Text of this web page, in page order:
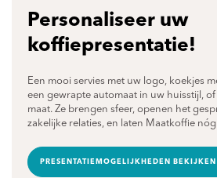
Personaliseer uw
koffiepresentatie!
Een mooi servies met uw logo, koekjes
een gewrapte automaat in uw huisstijl,
maat. Ze brengen sfeer, openen het
zakelijke relaties, en laten Maatkoffie
PRESENTATIEMOGELIJKHEDEN BEKIJKEN